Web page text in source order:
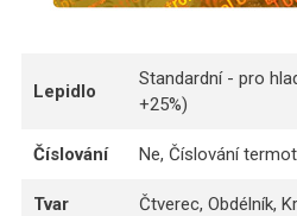
Lepidlo
Standardní - pro
+25%)
Číslování Ne, Číslování
Tvar Čtverec, Obdélník,